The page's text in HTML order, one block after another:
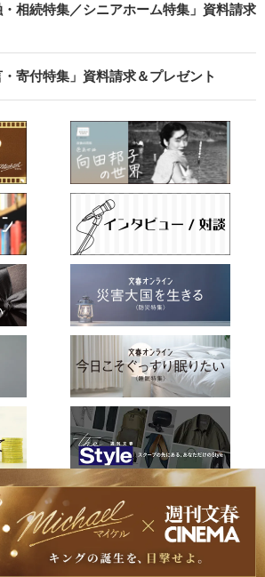
相続特集／シニアホーム特集」資料請求
寄付特集」資料請求＆プレゼント